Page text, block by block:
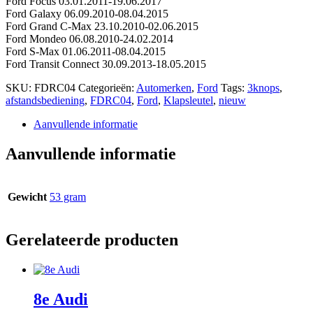
Ford Galaxy 06.09.2010-08.04.2015
Ford Grand C-Max 23.10.2010-02.06.2015
Ford Mondeo 06.08.2010-24.02.2014
Ford S-Max 01.06.2011-08.04.2015
Ford Transit Connect 30.09.2013-18.05.2015
SKU: FDRC04 Categorieën: Automerken, Ford Tags: 3knops,
afstandsbediening, FDRC04, Ford, Klapsleutel, nieuw
Aanvullende informatie
Aanvullende informatie
Gewicht 53 gram
Gerelateerde producten
8e Audi